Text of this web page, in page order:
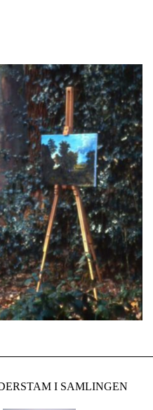
I SAMLINGEN